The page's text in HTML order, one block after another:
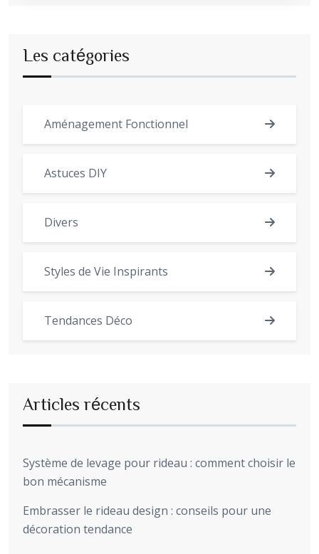
Les catégories
Aménagement Fonctionnel
Astuces DIY
Divers
Styles de Vie Inspirants
Tendances Déco
Articles récents
Système de levage pour rideau : comment choisir le
bon mécanisme
Embrasser le rideau design : conseils pour une
décoration tendance